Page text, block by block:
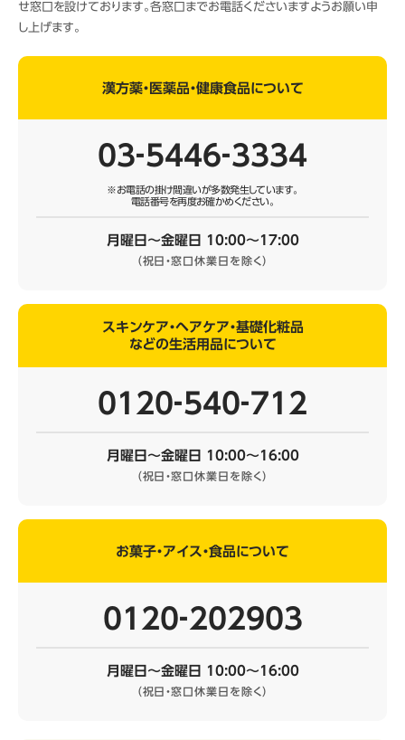
せ窓口を設けております。各窓口までお電話くださいますようお願い申
し上げます。
漢方薬・医薬品・健康食品について
03‐5446‐3334
※お電話の掛け間違いが多数発生しています。
電話番号を再度お確かめください。
月曜日～金曜日 10:00～17:00
（祝日・窓口休業日を除く）
スキンケア・ヘアケア・基礎化粧品
などの生活用品について
0120‐540‐712
月曜日～金曜日 10:00～16:00
（祝日・窓口休業日を除く）
お菓子・アイス・食品について
0120‐202903
月曜日～金曜日 10:00～16:00
（祝日・窓口休業日を除く）